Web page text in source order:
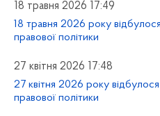
18 травня 2026 17:49
18 травня 2026 року
правової політики
27 квітня 2026 17:48
27 квітня 2026 року відбулося
правової політики